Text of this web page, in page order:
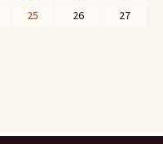
25 26
27